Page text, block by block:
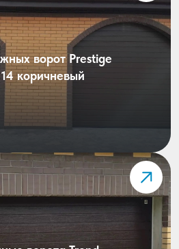
ворот Prestige
коричневый